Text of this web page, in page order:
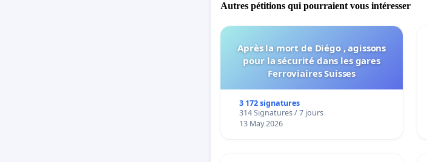
Autres pétitions qui pourraient vous intéresser
Après la mort de Diégo , agissons
pour la sécurité dans les gares
Ferroviaires Suisses
3 172 signatures
314 Signatures / 7 jours
13 May 2026